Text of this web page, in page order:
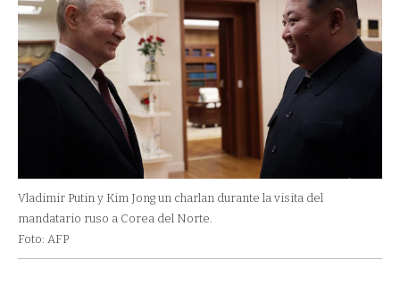
Vladimir Putin y Kim Jong un charlan durante la visita del
mandatario ruso a Corea del Norte.
Foto: AFP